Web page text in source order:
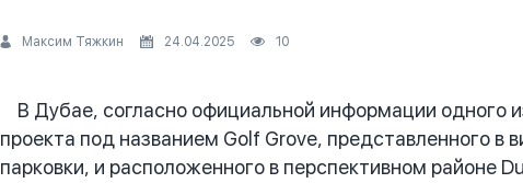
Максим Тяжкин 24.04.2025 10
В Дубае, согласно официальной информации одного
проекта под названием Golf Grove, представленного
парковки, и расположенного в перспективном районе